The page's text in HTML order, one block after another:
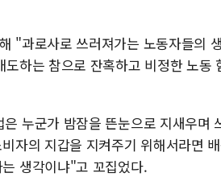
"과로사로 쓰러져가는 노동자들의
하는 참으로 잔혹하고 비정한 노동
누군가 밤잠을 뜬눈으로 지새우며
자의 지갑을 지켜주기 위해서라면
생각이냐"고 꼬집었다.